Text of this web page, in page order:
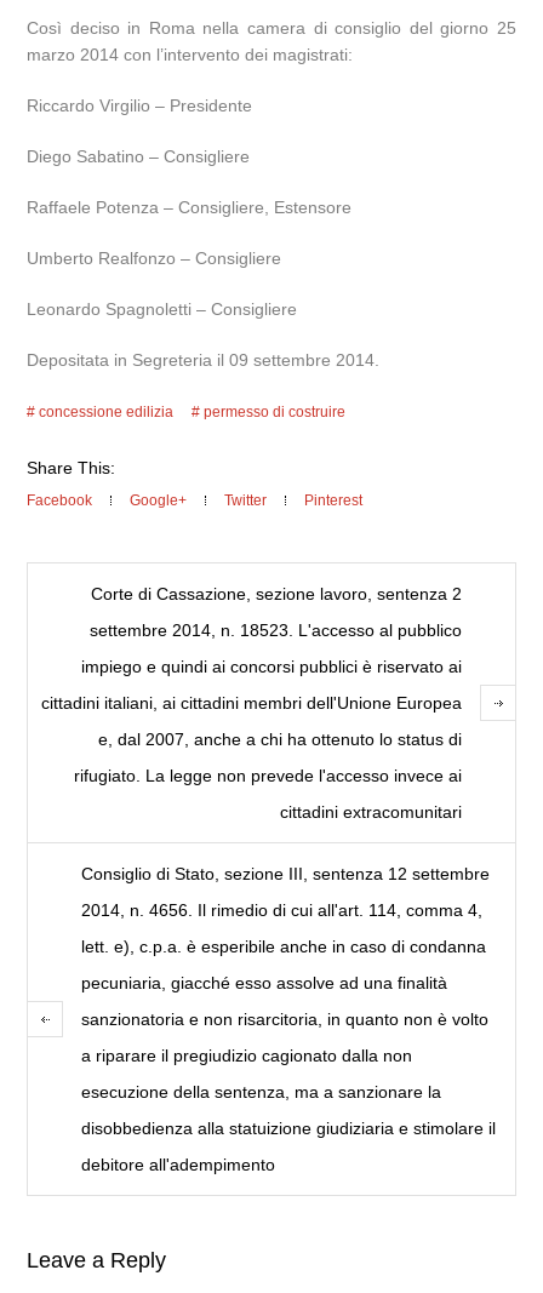
Così deciso in Roma nella camera di consiglio del giorno 25
marzo 2014 con l’intervento dei magistrati:
Riccardo Virgilio – Presidente
Diego Sabatino – Consigliere
Raffaele Potenza – Consigliere, Estensore
Umberto Realfonzo – Consigliere
Leonardo Spagnoletti – Consigliere
Depositata in Segreteria il 09 settembre 2014.
concessione edilizia permesso di costruire
Share This:
Facebook Google+ Twitter Pinterest
Corte di Cassazione, sezione lavoro, sentenza 2
settembre 2014, n. 18523. L'accesso al pubblico
impiego e quindi ai concorsi pubblici è riservato ai
cittadini italiani, ai cittadini membri dell'Unione Europea
e, dal 2007, anche a chi ha ottenuto lo status di
rifugiato. La legge non prevede l'accesso invece ai
cittadini extracomunitari
Consiglio di Stato, sezione III, sentenza 12 settembre
2014, n. 4656. Il rimedio di cui all'art. 114, comma 4,
lett. e), c.p.a. è esperibile anche in caso di condanna
pecuniaria, giacché esso assolve ad una finalità
sanzionatoria e non risarcitoria, in quanto non è volto
a riparare il pregiudizio cagionato dalla non
esecuzione della sentenza, ma a sanzionare la
disobbedienza alla statuizione giudiziaria e stimolare il
debitore all'adempimento
Leave a Reply